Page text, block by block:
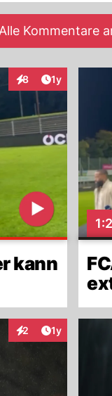
Alle Kommentare
8
Interaktionen
Artikel
1y
kann
2
Interaktionen
Artikel
1y